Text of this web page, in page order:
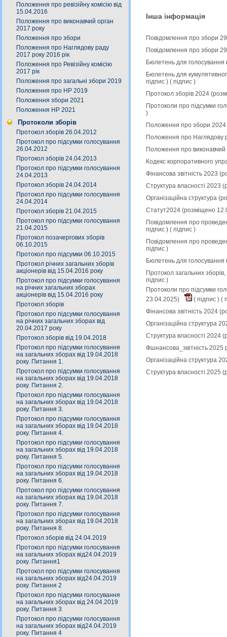
Положення про ревізійну комісію від
15.04.2016
Положення про виконавчий орган
2017 року
Положення про збори
Положення про Наглядову раду
2017 року 2016 рік
Положення про Ревізійну комісію
2017 рік
Положення про загальні збори 2019
Положення про НР 2019
Положення збори 2021
Положення НР 2021
Протоколи зборів
Протокол зборів 26.04.2012
Протокол про підсумки голосування
26.04.2012
Протокол зборів 24.04.2013
Протокол про підсумки голосування
24.04.2013
Протокол зборів 24.04.2014
Протокол про підсумки голосування
24.04.2014
Протокол зборів 21.04.2015
Протокол про підсумки голосування
21.04.2015
Протокол позачергових зборів
06.10.2015
Протокол про підсумки 06.10.2015
Протокол річних загальних зборів
акціонерів від 15.04.2016 року
Протокол про підсумки голосування
на річних загальних зборах
акціонерів від 15.04.2016 року
Протокол зборів
Протокол про підсумки голосування
на річних загальних зборах від
20.04.2017 року
Протокол зборів від 19.04.2018
Протокол про підсумки голосування
на загальних зборах від 19.04.2018
року. Питання 1.
Протокол про підсумки голосування
на загальних зборах від 19.04.2018
року. Питання 2.
Протокол про підсумки голосування
на загальних зборах від 19.04.2018
року. Питання 3.
Протокол про підсумки голосування
на загальних зборах від 19.04.2018
року. Питання 4.
Протокол про підсумки голосування
на загальних зборах від 19.04.2018
року. Питання 5.
Протокол про підсумки голосування
на загальних зборах від 19.04.2018
року. Питання 6.
Протокол про підсумки голосування
на загальних зборах від 19.04.2018
року. Питання 7.
Протокол про підсумки голосування
на загальних зборах від 19.04.2018
року. Питання 8.
Протокол зборів від 24.04.2019
Протокол про підсумки голосування
на загальних зборах від24.04.2019
року. Питання1
Протокол про підсумки голосування
на загальних зборах від24.04.2019
року. Питання 2
Протокол про підсумки голосування
на загальних зборах від 24.04.2019
року. Питання 3
Протокол про підсумки голосування
на загальних зборах від24.04.2019
року. Питання 4
Інша інформація
Повідомлення про збори
Повідомлення про збори
Бюлетень для
Бюлетень для
підпис ) ( підпис )
Протокол зборів 2024
Протоколи про підсумки
)
Положення про збори
Положення про Наглядову
Положення про
Кодекс корпоративного
Фінансова звітність 2023
Структура власності 2023
Організаційна структура
Статут2024 (розміщено
Повідомлення про
підпис ) ( підпис )
Повідомлення про
підпис )
Бюлетень для
Протокол загальних
підпис )
Протоколи про підсумки
23.04.2025)
( підпис ) (
Фінансова звітність 2024
Організаційна структура
Структура власності 2024
Фшнансова_звітність
Організаційна структура
Структура власності 2025